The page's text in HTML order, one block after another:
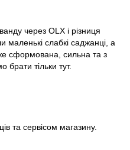
через OLX і різниця
маленькі слабкі саджанці, а
сформована, сильна та з
тільки тут.
та сервісом магазину.